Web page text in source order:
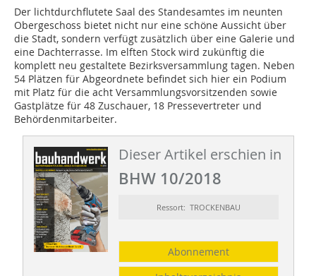
Der lichtdurchflutete Saal des Standesamtes im neunten
Obergeschoss bietet nicht nur eine schöne Aussicht über
die Stadt, sondern verfügt zusätzlich über eine Galerie und
eine Dachterrasse. Im elften Stock wird zukünftig die
komplett neu gestaltete Bezirksversammlung tagen. Neben
54 Plätzen für Abgeordnete befindet sich hier ein Podium
mit Platz für die acht Versammlungsvorsitzenden sowie
Gastplätze für 48 Zuschauer, 18 Pressevertreter und
Behördenmitarbeiter.
Dieser Artikel erschien in
BHW 10/2018
Ressort: TROCKENBAU
Abonnement